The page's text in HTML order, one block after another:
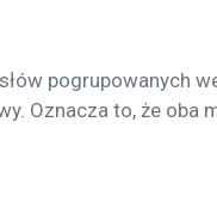
pogrupowanych
Oznacza to, że